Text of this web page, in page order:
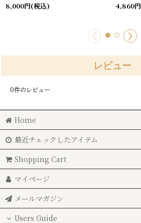
8,000円(税込) 4,860円
レビュー
0件のレビュー
Home
最近チェックしたアイテム
Shopping Cart
マイページ
メールマガジン
Users Guide